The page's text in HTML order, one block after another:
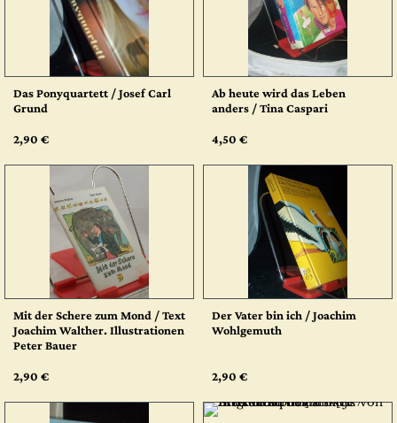
Das Ponyquartett / Josef Carl
Grund
2,90 €
Ab heute wird das Leben
anders / Tina Caspari
4,50 €
Mit der Schere zum Mond / Text
Joachim Walther. Illustrationen
Peter Bauer
2,90 €
Der Vater bin ich / Joachim
Wohlgemuth
2,90 €